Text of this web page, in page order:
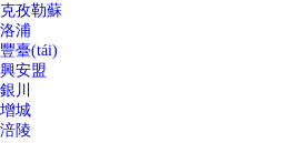
克孜勒蘇
洛浦
豐臺(tái)
興安盟
銀川
增城
涪陵